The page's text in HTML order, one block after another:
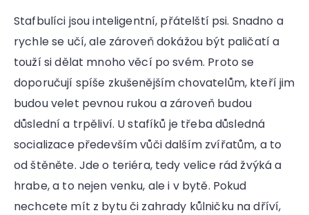
Stafbulíci jsou inteligentní, přátelští psi. Snadno a
rychle se učí, ale zároveň dokážou být paličatí a
touží si dělat mnoho věcí po svém. Proto se
doporučují spíše zkušenějším chovatelům, kteří jim
budou velet pevnou rukou a zároveň budou
důslední a trpěliví. U stafíků je třeba důsledná
socializace především vůči dalším zvířatům, a to
od štěněte. Jde o teriéra, tedy velice rád žvýká a
hrabe, a to nejen venku, ale i v bytě. Pokud
nechcete mít z bytu či zahrady kůlničku na dříví,